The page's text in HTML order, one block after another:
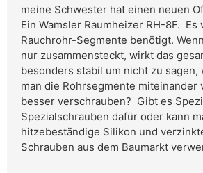
meine Schwester hat einen neuen
Ein Wamsler Raumheizer RH-8F.
Rauchrohr-Segmente benötigt.
nur zusammensteckt, wirkt das
besonders stabil um nicht zu sagen,
man die Rohrsegmente miteinander
besser verschrauben? Gibt es
Spezialschrauben dafür oder kann
hitzebeständige Silikon und
Schrauben aus dem Baumarkt